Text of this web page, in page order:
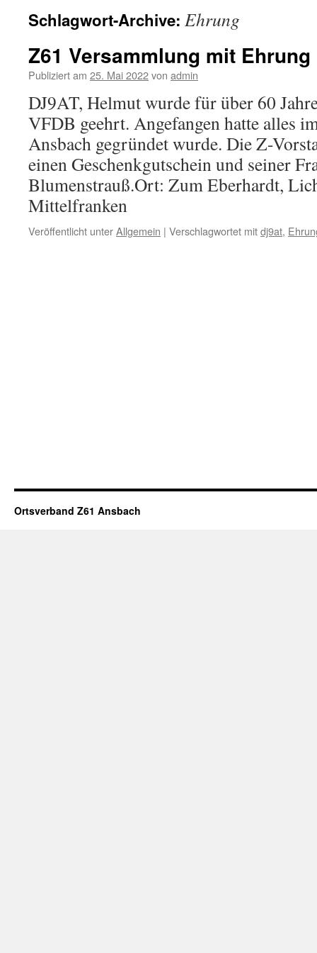
Schlagwort-Archive: Ehrung
Z61 Versammlung mit Ehrung
Publiziert am 25. Mai 2022von admin
DJ9AT, Helmut wurde für über 60
VFDB geehrt. Angefangen hatte alles
Ansbach gegründet wurde. Die Z-
einen Geschenkgutschein und seiner
Blumenstrauß.Ort: Zum Eberhardt,
Mittelfranken
Veröffentlicht unterAllgemein | Verschlagwortet mitdj9at,
Ortsverband Z61 Ansbach